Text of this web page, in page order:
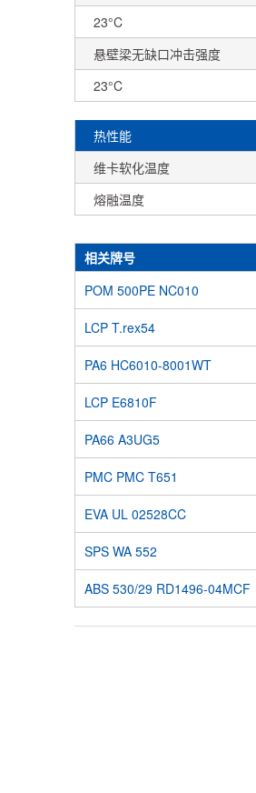
23°C
悬壁梁无缺口冲击强度
23°C
热性能
维卡软化温度
熔融温度
相关牌号
POM 500PE NC010
LCP T.rex54
PA6 HC6010-8001WT
LCP E6810F
PA66 A3UG5
PMC PMC T651
EVA UL 02528CC
SPS WA 552
ABS 530/29 RD1496-04MCF